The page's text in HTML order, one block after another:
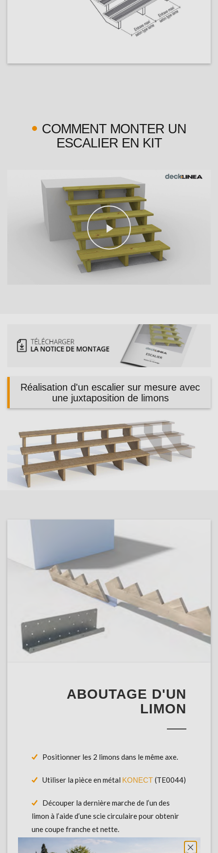
COMMENT MONTER UN
ESCALIER EN KIT
Play
Réalisation d'un escalier sur mesure avec
une juxtaposition de limons
ABOUTAGE D'UN
LIMON
Positionner les 2 limons dans le même axe.
Utiliser la pièce en métal KONECT (TE0044)
Découper la dernière marche de l’un des
limon à l’aide d’une scie circulaire pour obtenir
une coupe franche et nette.